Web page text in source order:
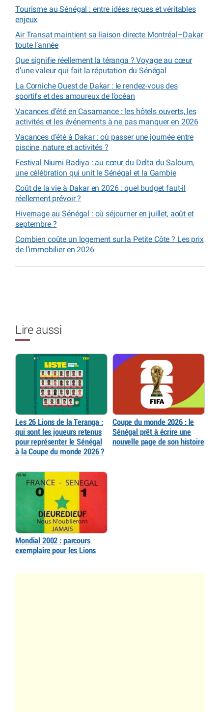
Tourisme au Sénégal : entre idées reçues et véritables
enjeux
Air Transat maintient sa liaison directe Montréal–Dakar
toute l’année
Que signifie réellement la téranga ? Voyage au cœur
d’une valeur qui fait la réputation du Sénégal
La Corniche Ouest de Dakar : le rendez-vous des
sportifs et des amoureux de l’océan
Vacances d’été en Casamance : les hôtels ouverts, les
activités et les événements à ne pas manquer en 2026
Vacances d’été à Dakar : où passer une journée entre
piscine, nature et activités ?
Festival Niumi Badiya : au cœur du Delta du Saloum,
une célébration qui unit le Sénégal et la Gambie
Coût de la vie à Dakar en 2026 : quel budget faut-il
réellement prévoir ?
Hivernage au Sénégal : où séjourner en juillet, août et
septembre ?
Combien coûte un logement sur la Petite Côte ? Les prix
de l’immobilier en 2026
Lire aussi
Les 26 Lions de la Teranga :
qui sont les joueurs retenus
pour représenter le Sénégal
à la Coupe du monde 2026 ?
Coupe du monde 2026 : le
Sénégal prêt à écrire une
nouvelle page de son histoire
Mondial 2002 : parcours
exemplaire pour les Lions